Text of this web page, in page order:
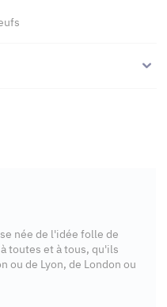
née de l'idée folle de
toutes et à tous, qu'ils
ou de Lyon, de London ou